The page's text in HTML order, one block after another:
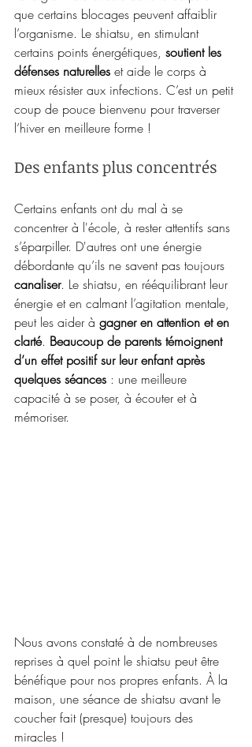
que certains blocages peuvent affaiblir
l’organisme. Le shiatsu, en stimulant
certains points énergétiques, soutient les
défenses naturelles et aide le corps à
mieux résister aux infections. C’est un petit
coup de pouce bienvenu pour traverser
l’hiver en meilleure forme !
Des enfants plus concentrés
Certains enfants ont du mal à se
concentrer à l'école, à rester attentifs sans
s’éparpiller. D'autres ont une énergie
débordante qu’ils ne savent pas toujours
canaliser. Le shiatsu, en rééquilibrant leur
énergie et en calmant l’agitation mentale,
peut les aider à gagner en attention et en
clarté. Beaucoup de parents témoignent
d’un effet positif sur leur enfant après
quelques séances : une meilleure
capacité à se poser, à écouter et à
mémoriser.
Nous avons constaté à de nombreuses
reprises à quel point le shiatsu peut être
bénéfique pour nos propres enfants. À la
maison, une séance de shiatsu avant le
coucher fait (presque) toujours des
miracles !